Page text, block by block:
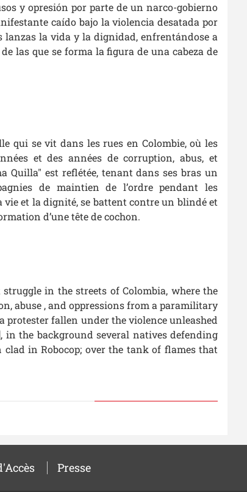
y opresión por parte de un narco-gobierno
caído bajo la violencia desatada por
lanzas la vida y la dignidad, enfrentándose a
las que se forma la figura de una cabeza de
qui se vit dans les rues en Colombie, où les
et des années de corruption, abus, et
Quilla" est reflétée, tenant dans ses bras un
de maintien de l’ordre pendant les
et la dignité, se battent contre un blindé et
d’une tête de cochon.
in the streets of Colombia, where the
abuse , and oppressions from a paramilitary
protester fallen under the violence unleashed
in the background several natives defending
in Robocop; over the tank of flames that
Presse